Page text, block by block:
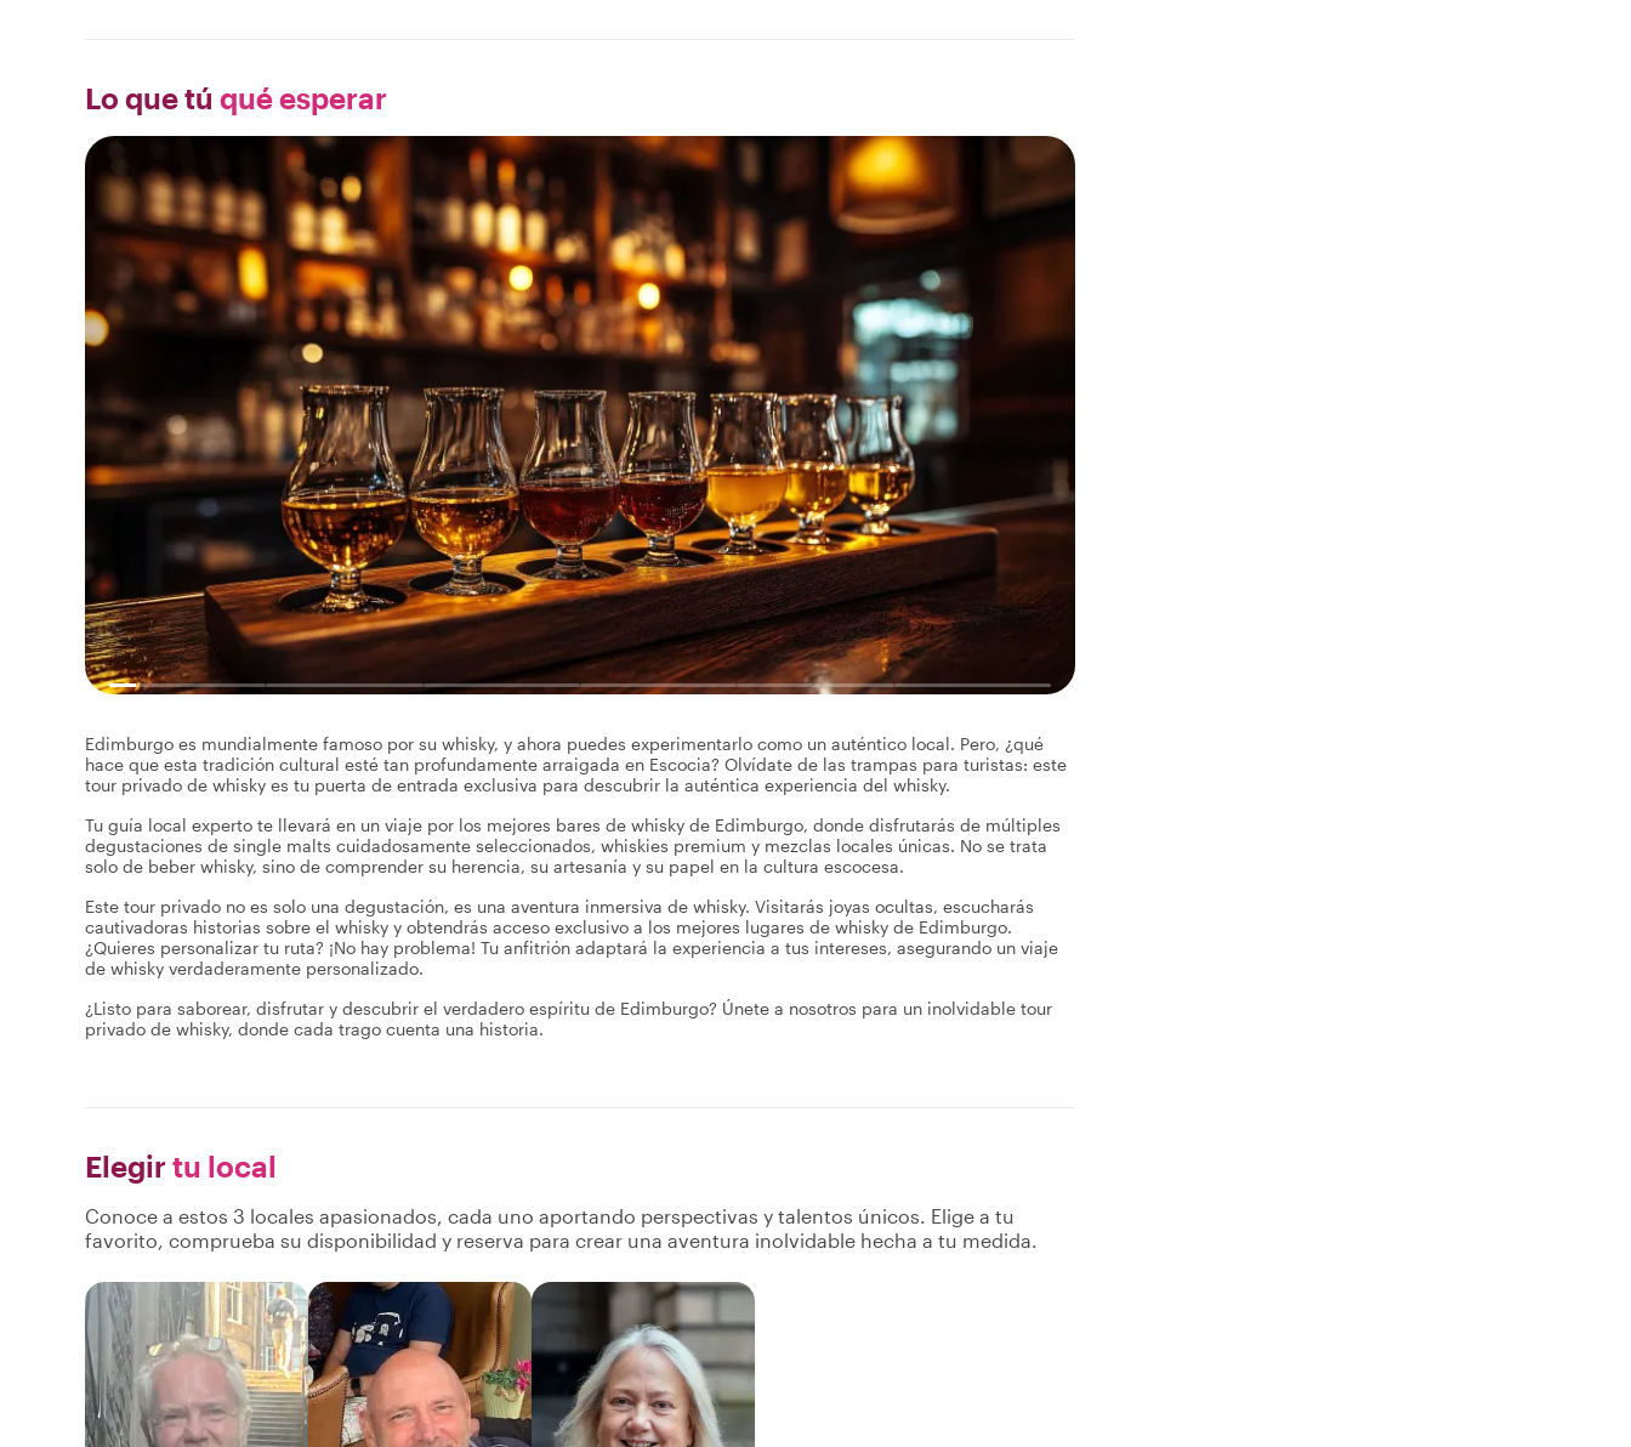
Lo que tú qué esperar
Edimburgo es mundialmente famoso por su whisky, y ahora puedes experimentarlo como un auténtico local. Pero, ¿qué
hace que esta tradición cultural esté tan profundamente arraigada en Escocia? Olvídate de las trampas para turistas: este
tour privado de whisky es tu puerta de entrada exclusiva para descubrir la auténtica experiencia del whisky.
Tu guía local experto te llevará en un viaje por los mejores bares de whisky de Edimburgo, donde disfrutarás de múltiples
degustaciones de single malts cuidadosamente seleccionados, whiskies premium y mezclas locales únicas. No se trata
solo de beber whisky, sino de comprender su herencia, su artesanía y su papel en la cultura escocesa.
Este tour privado no es solo una degustación, es una aventura inmersiva de whisky. Visitarás joyas ocultas, escucharás
cautivadoras historias sobre el whisky y obtendrás acceso exclusivo a los mejores lugares de whisky de Edimburgo.
¿Quieres personalizar tu ruta? ¡No hay problema! Tu anfitrión adaptará la experiencia a tus intereses, asegurando un viaje
de whisky verdaderamente personalizado.
¿Listo para saborear, disfrutar y descubrir el verdadero espíritu de Edimburgo? Únete a nosotros para un inolvidable tour
privado de whisky, donde cada trago cuenta una historia.
Elegir tu local
Conoce a estos 3 locales apasionados, cada uno aportando perspectivas y talentos únicos. Elige a tu
favorito, comprueba su disponibilidad y reserva para crear una aventura inolvidable hecha a tu medida.